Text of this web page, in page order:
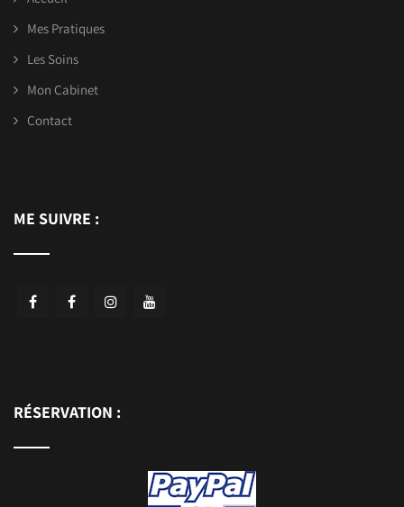
Mes Pratiques
Les Soins
Mon Cabinet
Contact
ME SUIVRE :
RÉSERVATION :